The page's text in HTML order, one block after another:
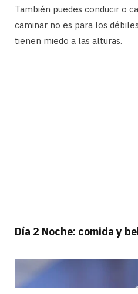
También puedes conducir o
caminar no es para los
tienen miedo a las alturas.
Día 2 Noche: comida y